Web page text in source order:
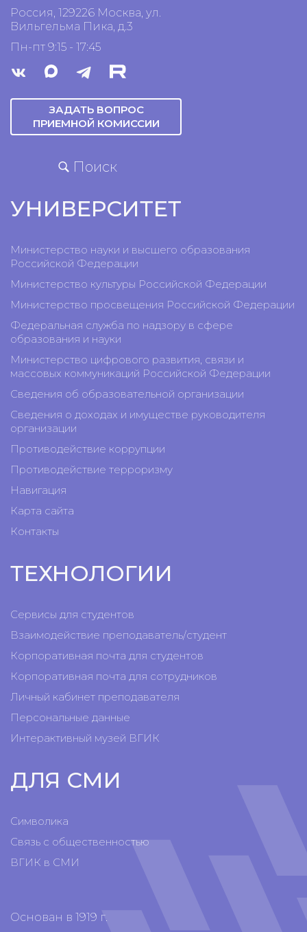
Россия, 129226 Москва, ул.
Вильгельма Пика, д.3
Пн-пт 9:15 - 17:45
ЗАДАТЬ ВОПРОС
ПРИЕМНОЙ КОМИССИИ
Поиск
УНИВЕРСИТЕТ
Министерство науки и высшего образования
Российской Федерации
Министерство культуры Российской Федерации
Министерство просвещения Российской Федерации
Федеральная служба по надзору в сфере
образования и науки
Министерство цифрового развития, связи и
массовых коммуникаций Российской Федерации
Сведения об образовательной организации
Сведения о доходах и имуществе руководителя
организации
Противодействие коррупции
Противодействие терроризму
Навигация
Карта сайта
Контакты
ТЕХНОЛОГИИ
Сервисы для студентов
Взаимодействие преподаватель/студент
Корпоративная почта для студентов
Корпоративная почта для сотрудников
Личный кабинет преподавателя
Персональные данные
Интерактивный музей ВГИК
ДЛЯ СМИ
Символика
Связь с общественностью
ВГИК в СМИ
Основан в 1919 г.